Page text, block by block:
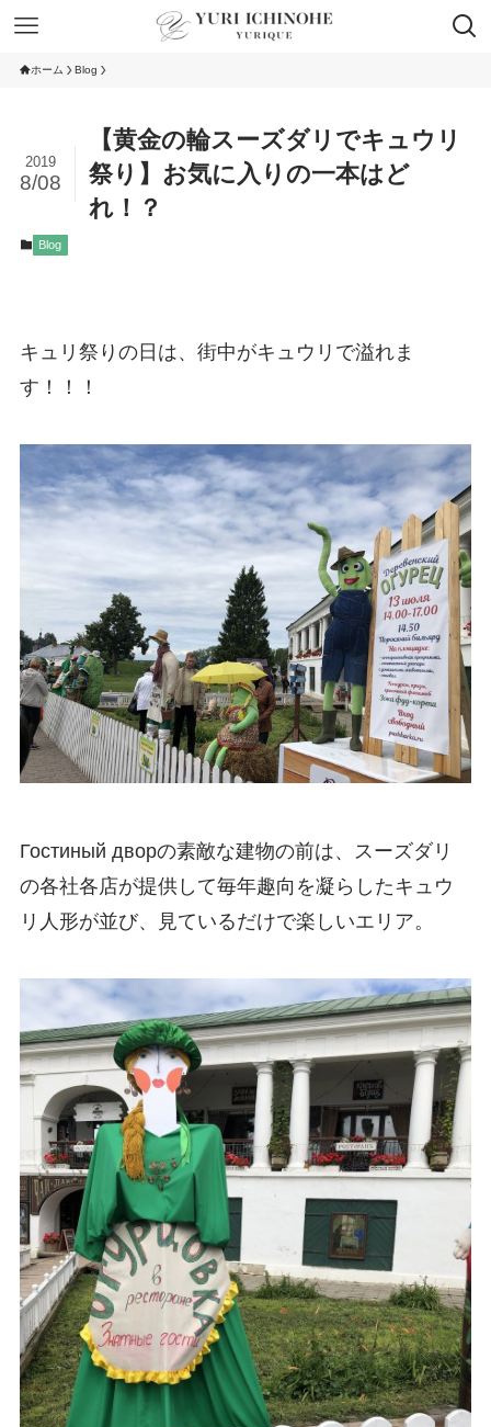
ホーム Blog
【黄金の輪スーズダリでキュウリ
祭り】お気に入りの一本はど
れ！？
2019
8/08
Blog
キュリ祭りの日は、街中がキュウリで溢れま
す！！！
Гостиный дворの素敵な建物の前は、スーズダリ
の各社各店が提供して毎年趣向を凝らしたキュウ
リ人形が並び、見ているだけで楽しいエリア。